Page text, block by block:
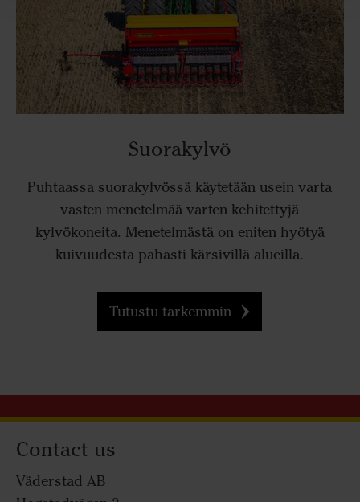
Suorakylvö
Puhtaassa suorakylvössä käytetään usein varta
vasten menetelmää varten kehitettyjä
kylvökoneita. Menetelmästä on eniten hyötyä
kuivuudesta pahasti kärsivillä alueilla.
Tutustu tarkemmin
Contact us
Väderstad AB